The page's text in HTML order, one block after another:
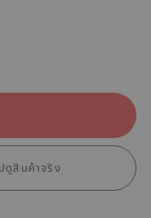
ดูสินค้าจริง